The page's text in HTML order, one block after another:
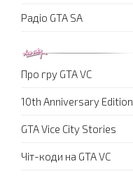
Радіо GTA SA
Про гру GTA VC
10th Anniversary Edition
GTA Vice City Stories
Чіт-коди на GTA VC